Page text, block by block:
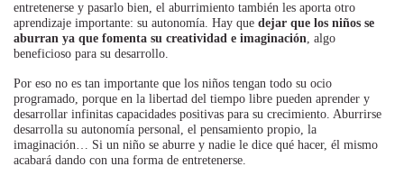
entretenerse y pasarlo bien, el aburrimiento también les aporta otro
aprendizaje importante: su autonomía. Hay que dejar que los niños se
aburran ya que fomenta su creatividad e imaginación, algo
beneficioso para su desarrollo.
Por eso no es tan importante que los niños tengan todo su ocio
programado, porque en la libertad del tiempo libre pueden aprender y
desarrollar infinitas capacidades positivas para su crecimiento. Aburrirse
desarrolla su autonomía personal, el pensamiento propio, la
imaginación… Si un niño se aburre y nadie le dice qué hacer, él mismo
acabará dando con una forma de entretenerse.